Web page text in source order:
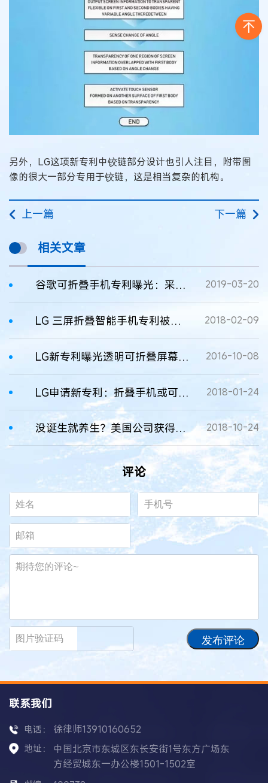
另外，LG这项新专利中铰链部分设计也引人注目，附带图
像的很大一部分专用于铰链，这是相当复杂的机构。
上一篇 下一篇
相关文章
谷歌可折叠手机专利曝光：采用向外折叠设计 2019-03-20
LG 三屏折叠智能手机专利被曝光 2018-02-09
LG新专利曝光透明可折叠屏幕设计：书本样式、明年发布 2016-10-08
LG申请新专利：折叠手机或可变形为平板电脑 2018-01-24
没诞生就养生？美国公司获得折叠屏手机保护壳专利 2018-10-24
评论
发布评论
联系我们
电话： 徐律师13910160652
地址：
中国北京市东城区东长安街1号东方广场东
方经贸城东一办公楼1501-1502室